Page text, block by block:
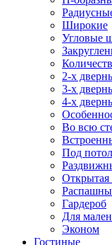
Широкие
Угловые
2-х
3-х
4-х
Во всю
Под
Открытая
Гардероб
Для
Эконом
Гостиные